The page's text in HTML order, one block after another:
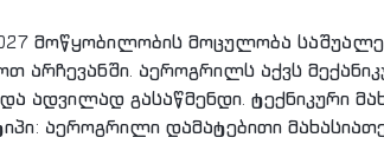
მოწყობილობის მოცულობა
არჩევანში. აეროგრილს აქვს
ადვილად გასაწმენდი. ტექნიკური
აეროგრილი დამატებითი